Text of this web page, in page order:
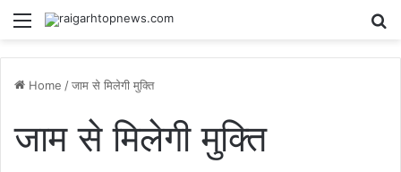
Menu
Home /जाम से मिलेगी मुक्ति
जाम से मिलेगी मुक्ति